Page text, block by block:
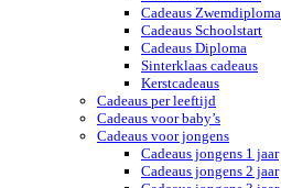
Cadeaus Zwemdiploma
Cadeaus Schoolstart
Cadeaus Diploma
Sinterklaas cadeaus
Kerstcadeaus
Cadeaus per leeftijd
Cadeaus voor baby’s
Cadeaus voor jongens
Cadeaus jongens 1 jaar
Cadeaus jongens 2 jaar